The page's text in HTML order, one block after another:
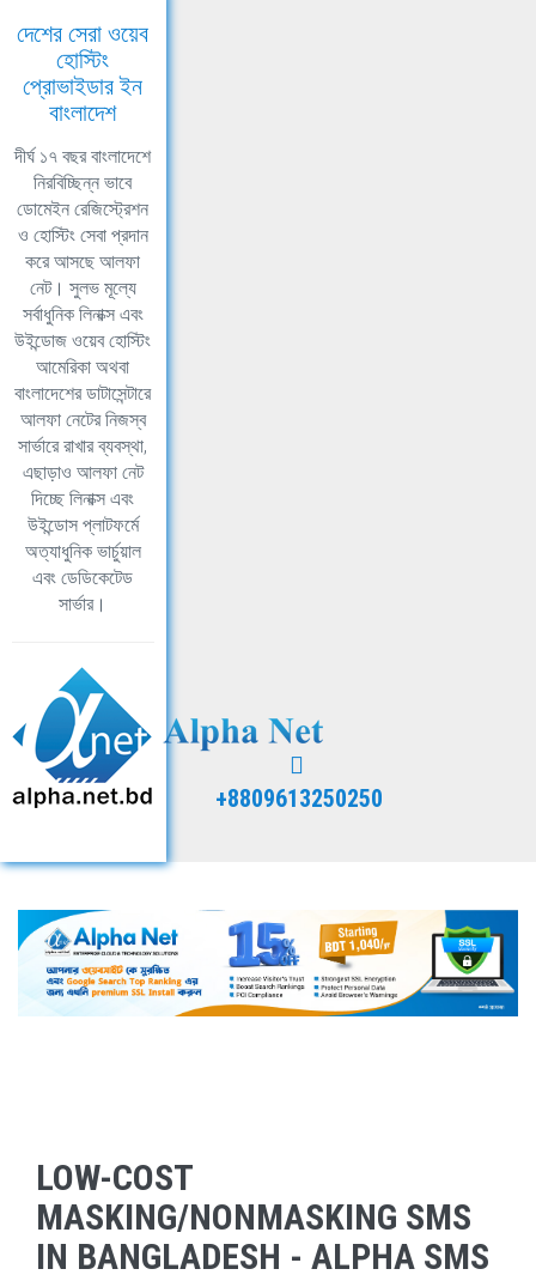
দেশের সেরা ওয়েব
হোস্টিং
প্রোভাইডার ইন
বাংলাদেশ
দীর্ঘ ১৭ বছর বাংলাদেশে
নিরবিচ্ছিন্ন ভাবে
ডোমেইন রেজিস্ট্রেশন
ও হোস্টিং সেবা প্রদান
করে আসছে আলফা
নেট। সুলভ মূল্যে
সর্বাধুনিক লিনাক্স এবং
উইন্ডোজ ওয়েব হোস্টিং
আমেরিকা অথবা
বাংলাদেশের ডাটাসেন্টারে
আলফা নেটের নিজস্ব
সার্ভারে রাখার ব্যবস্থা,
এছাড়াও আলফা নেট
দিচ্ছে লিনাক্স এবং
উইন্ডোস প্লাটফর্মে
অত্যাধুনিক ভার্চুয়াল
এবং ডেডিকেটেড
সার্ভার।
+8809613250250
LOW-COST
MASKING/NONMASKING SMS
IN BANGLADESH - ALPHA SMS